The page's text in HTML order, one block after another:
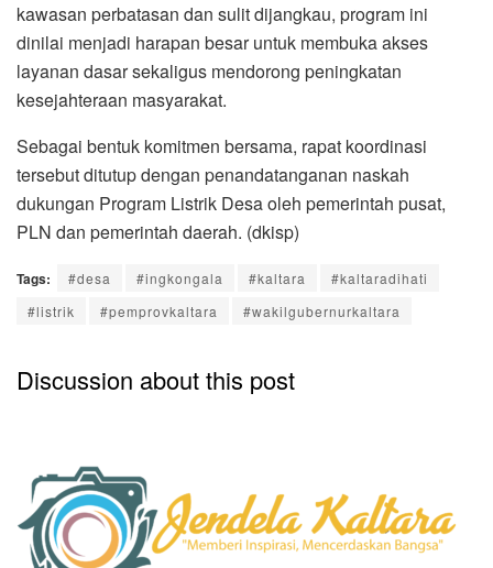
kawasan perbatasan dan sulit dijangkau, program ini
dinilai menjadi harapan besar untuk membuka akses
layanan dasar sekaligus mendorong peningkatan
kesejahteraan masyarakat.
Sebagai bentuk komitmen bersama, rapat koordinasi
tersebut ditutup dengan penandatanganan naskah
dukungan Program Listrik Desa oleh pemerintah pusat,
PLN dan pemerintah daerah. (dkisp)
Tags: #desa #ingkongala #kaltara
#kaltaradihati
#listrik
#pemprovkaltara #wakilgubernurkaltara
Discussion about this post